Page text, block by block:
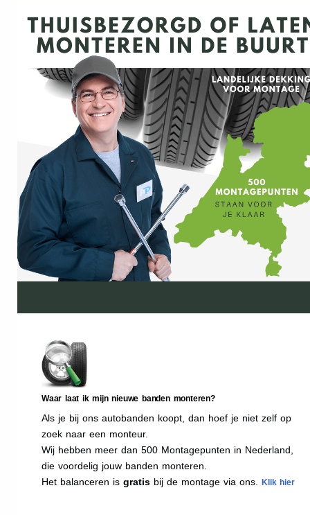
Waar laat ik mijn nieuwe banden monteren?
Als je bij ons autobanden koopt, dan hoef je niet zelf op
zoek naar een monteur.
Wij hebben meer dan 500 Montagepunten in Nederland,
die voordelig jouw banden monteren.
Het balanceren is gratis bij de montage via ons. Klik hier